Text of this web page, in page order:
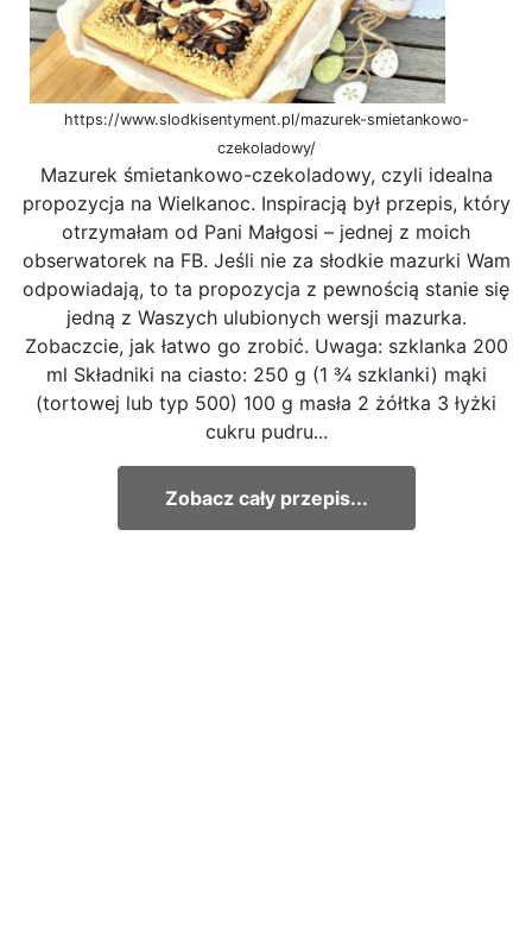
https://www.slodkisentyment.pl/mazurek-smietankowo-
czekoladowy/
Mazurek śmietankowo-czekoladowy, czyli idealna
propozycja na Wielkanoc. Inspiracją był przepis, który
otrzymałam od Pani Małgosi – jednej z moich
obserwatorek na FB. Jeśli nie za słodkie mazurki Wam
odpowiadają, to ta propozycja z pewnością stanie się
jedną z Waszych ulubionych wersji mazurka.
Zobaczcie, jak łatwo go zrobić. Uwaga: szklanka 200
ml Składniki na ciasto: 250 g (1 ¾ szklanki) mąki
(tortowej lub typ 500) 100 g masła 2 żółtka 3 łyżki
cukru pudru...
Zobacz cały przepis...